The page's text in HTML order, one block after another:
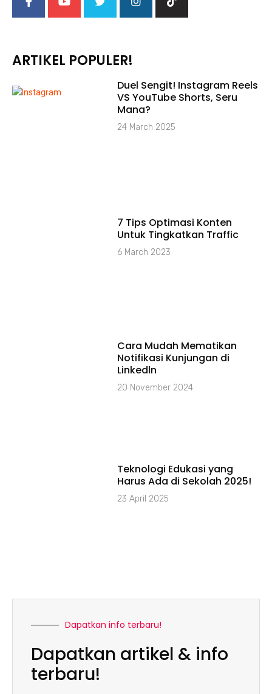
ARTIKEL POPULER!
Duel Sengit! Instagram Reels
VS YouTube Shorts, Seru
Mana?
24 March 2025
7 Tips Optimasi Konten
Untuk Tingkatkan Traffic
6 March 2023
Cara Mudah Mematikan
Notifikasi Kunjungan di
Linkedln
20 November 2024
Teknologi Edukasi yang
Harus Ada di Sekolah 2025!
23 April 2025
Dapatkan info terbaru!
Dapatkan artikel & info
terbaru!